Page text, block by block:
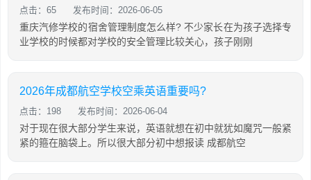
点击：65 发布时间：2026-06-05
重庆汽修学校的宿舍管理制度怎么样? 不少家长在为孩子选择专
业学校的时候都对学校的安全管理比较关心，孩子刚刚
2026年成都航空学校空乘英语重要吗?
点击：198 发布时间：2026-06-04
对于现在很大部分学生来说，英语就想在初中就犹如魔咒一般紧
紧的箍在脑袋上。所以很大部分初中想报读 成都航空